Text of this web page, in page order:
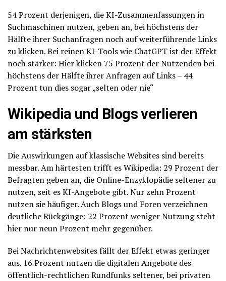
54 Prozent derjenigen, die KI-Zusammenfassungen in
Suchmaschinen nutzen, geben an, bei höchstens der
Hälfte ihrer Suchanfragen noch auf weiterführende Links
zu klicken. Bei reinen KI-Tools wie ChatGPT ist der Effekt
noch stärker: Hier klicken 75 Prozent der Nutzenden bei
höchstens der Hälfte ihrer Anfragen auf Links – 44
Prozent tun dies sogar „selten oder nie“
Wikipedia und Blogs verlieren
am stärksten
Die Auswirkungen auf klassische Websites sind bereits
messbar. Am härtesten trifft es Wikipedia: 29 Prozent der
Befragten geben an, die Online-Enzyklopädie seltener zu
nutzen, seit es KI-Angebote gibt. Nur zehn Prozent
nutzen sie häufiger. Auch Blogs und Foren verzeichnen
deutliche Rückgänge: 22 Prozent weniger Nutzung steht
hier nur neun Prozent mehr gegenüber.
Bei Nachrichtenwebsites fällt der Effekt etwas geringer
aus. 16 Prozent nutzen die digitalen Angebote des
öffentlich-rechtlichen Rundfunks seltener, bei privaten